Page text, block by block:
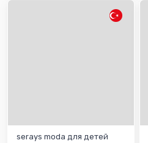
serays moda для детей